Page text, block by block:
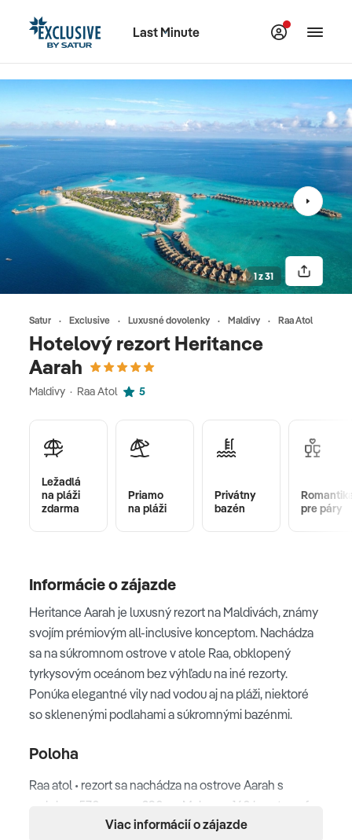
Last Minute
Satur Exclusive Luxusné dovolenky Maldivy Raa Atol
Hotelový rezort Heritance
Aarah
Maldivy · Raa Atol 5
1 z 31
Ležadlá
na pláži
zdarma
Priamo
na pláži
Privátny
bazén
pre páry
Informácie o zájazde
Heritance Aarah je luxusný rezort na Maldivách, známy
svojím prémiovým all-inclusive konceptom. Nachádza
sa na súkromnom ostrove v atole Raa, obklopený
tyrkysovým oceánom bez výhľadu na iné rezorty.
Ponúka elegantné vily nad vodou aj na pláži, niektoré
so sklenenými podlahami a súkromnými bazénmi.
Poloha
Raa atol • rezort sa nachádza na ostrove Aarah s
rozlohou 570m x cca 290m • Male cca 160 km • transfer
hydroplánom z letiska v Male cca 40 min
Viac informácií o zájazde